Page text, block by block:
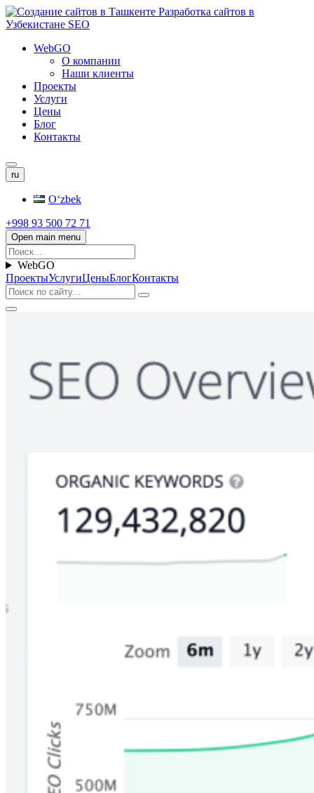
WebGO
О компании
Наши клиенты
Проекты
Услуги
Цены
Блог
Контакты
ru
Oʻzbek
+998 93 500 72 71
Open main menu
WebGO
ПроектыУслугиЦеныБлогКонтакты